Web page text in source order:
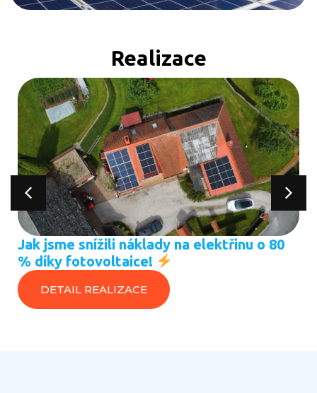
Realizace
Jak jsme snížili náklady na elektřinu o 80
% díky fotovoltaice!
DETAIL REALIZACE